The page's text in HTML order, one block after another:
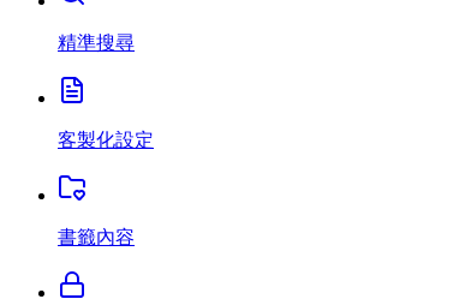
精準搜尋
客製化設定
書籤內容